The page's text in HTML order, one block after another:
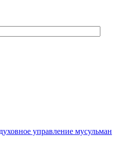
управление мусульман